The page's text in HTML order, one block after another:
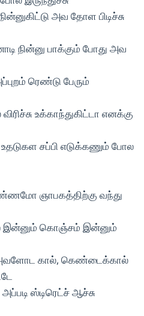
அவ தோள பிடிச்சு
நின்னு பாக்கும் போது அவ
ரெண்டு பேரும்
உக்காந்துகிட்டா எனக்கு
உதடுகள சப்பி எடுக்கணும் போல
ஞாபகத்திற்கு வந்து
இன்னும் கொஞ்சம் இன்னும்
கால், கெண்டைக்கால்
ஸ்டிரெட்ச் ஆச்சு